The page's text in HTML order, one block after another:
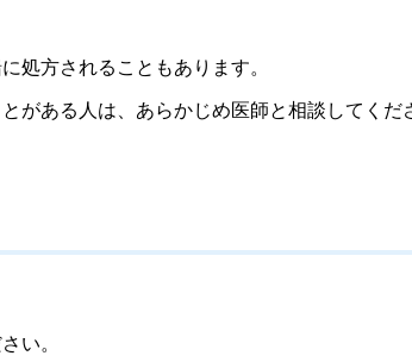
処方されることもあります。
がある人は、あらかじめ医師と相談してくだ
い。